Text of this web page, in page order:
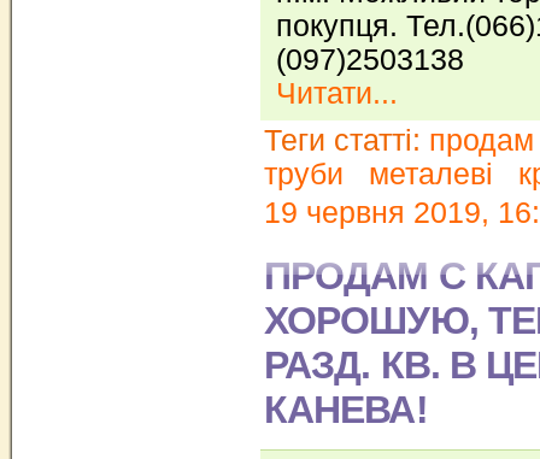
покупця.
(097)2503138
Читати...
Теги статті: продам
труби
металеві
19 червня 2019,
ПРОДАМ С
ХОРОШУЮ,
РАЗД. КВ. В
КАНЕВА!